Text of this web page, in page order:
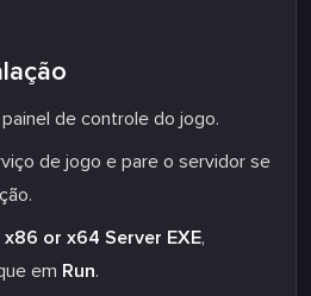
de controle do jogo.
de jogo e pare o servidor se
or x64 Server EXE,
em Run.